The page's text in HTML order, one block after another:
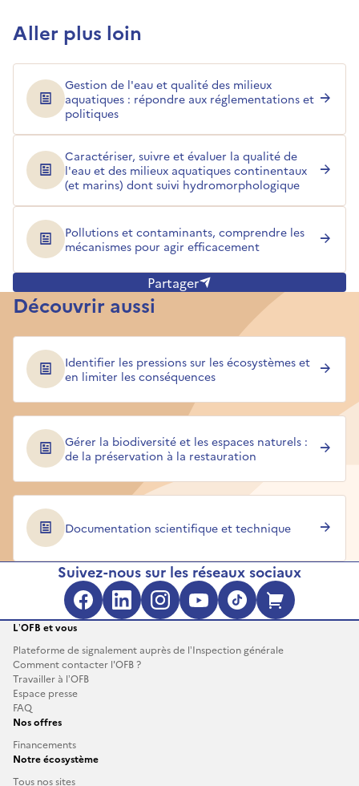
Aller plus loin
Gestion de l'eau et qualité des milieux
aquatiques : répondre aux réglementations et
politiques
Caractériser, suivre et évaluer la qualité de
l'eau et des milieux aquatiques continentaux
(et marins) dont suivi hydromorphologique
Pollutions et contaminants, comprendre les
mécanismes pour agir efficacement
Partager
Découvrir aussi
Identifier les pressions sur les écosystèmes et
en limiter les conséquences
Gérer la biodiversité et les espaces naturels :
de la préservation à la restauration
Documentation scientifique et technique
Suivez-nous sur les réseaux sociaux
Facebook (s'ouvre dans une
LinkedIn (s'ouvre dans
Instagram (s'ouvre
YouTube
TikTok
L’OFB et vous
Plateforme de signalement auprès de l’Inspection générale
Comment contacter l'OFB ?
Travailler à l’OFB
Espace presse
FAQ
Nos offres
Financements
Notre écosystème
Tous nos sites